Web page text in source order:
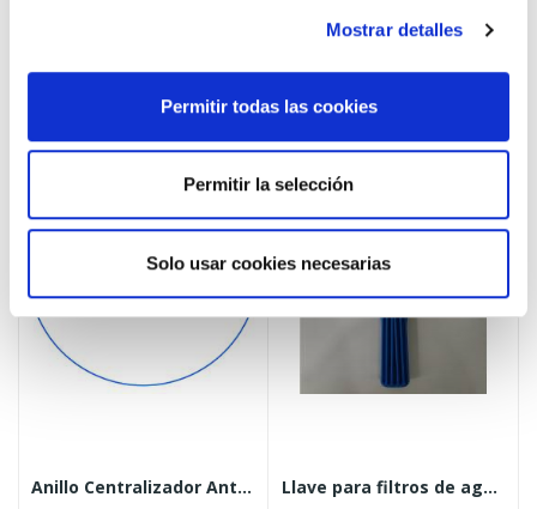
Mostrar detalles
Permitir todas las cookies
Permitir la selección
Solo usar cookies necesarias
Añadir al carrito
Anillo Centralizador Antibacteriano Para... Llave para filtros de agua AV Pro Duplex/Triplex